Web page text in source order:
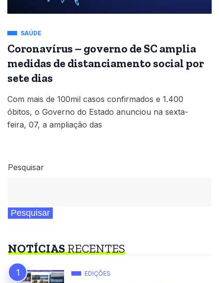
SAÚDE
Coronavírus – governo de SC amplia
medidas de distanciamento social por
sete dias
Com mais de 100mil casos confirmados e 1.400
óbitos, o Governo do Estado anunciou na sexta-
feira, 07, a ampliação das
Pesquisar
Pesquisar
NOTÍCIASRECENTES
EDIÇÕES